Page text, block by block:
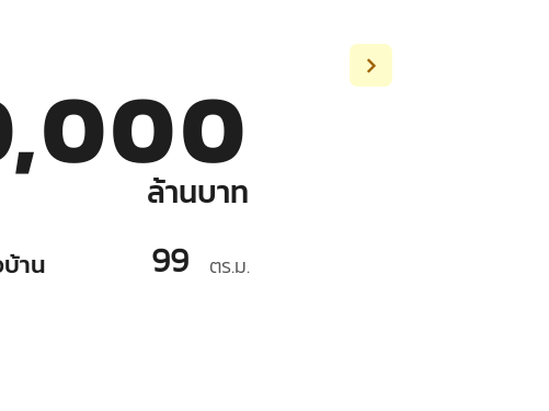
ล้านบาท
าน 99 ตร.ม.